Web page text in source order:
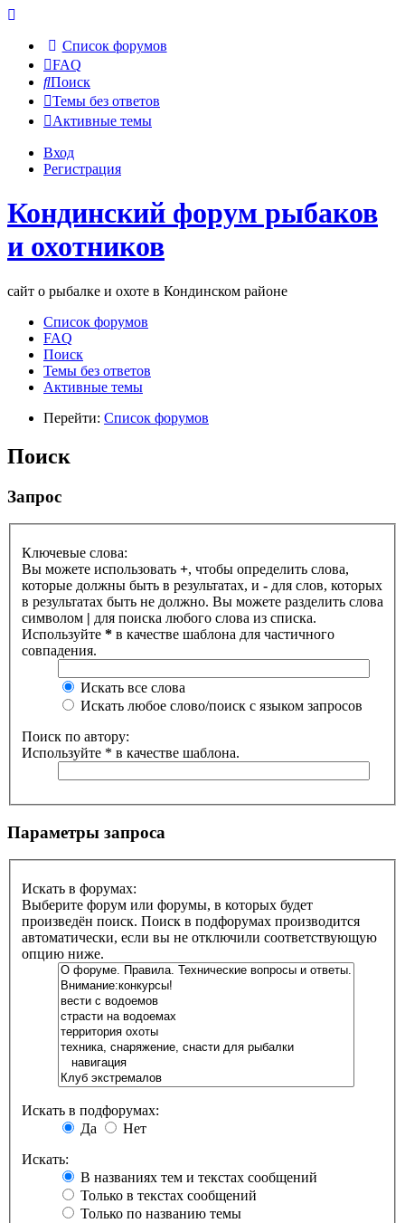
Список форумов
FAQ
Поиск
Темы без ответов
Активные темы
Вход
Регистрация
Кондинский форум рыбаков
и охотников
сайт о рыбалке и охоте в Кондинском районе
Список форумов
FAQ
Поиск
Темы без ответов
Активные темы
Перейти: Список форумов
Поиск
Запрос
Ключевые слова:
Вы можете использовать +, чтобы определить слова,
которые должны быть в результатах, и - для слов, которых
в результатах быть не должно. Вы можете разделить слова
символом | для поиска любого слова из списка.
Используйте * в качестве шаблона для частичного
совпадения.
Искать все слова
Искать любое слово/поиск с языком запросов
Поиск по автору:
Используйте * в качестве шаблона.
Параметры запроса
Искать в форумах:
Выберите форум или форумы, в которых будет
произведён поиск. Поиск в подфорумах производится
автоматически, если вы не отключили соответствующую
опцию ниже.
Искать в подфорумах:
Да
Нет
Искать:
В названиях тем и текстах сообщений
Только в текстах сообщений
Только по названию темы